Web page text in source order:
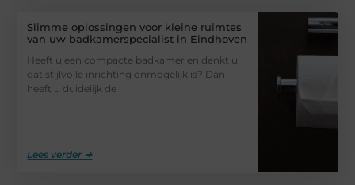
Slimme oplossingen voor kleine ruimtes
van uw badkamerspecialist in Eindhoven
Heeft u een compacte badkamer en denkt u
dat stijlvolle inrichting onmogelijk is? Dan
heeft u duidelijk de
Lees verder ➜